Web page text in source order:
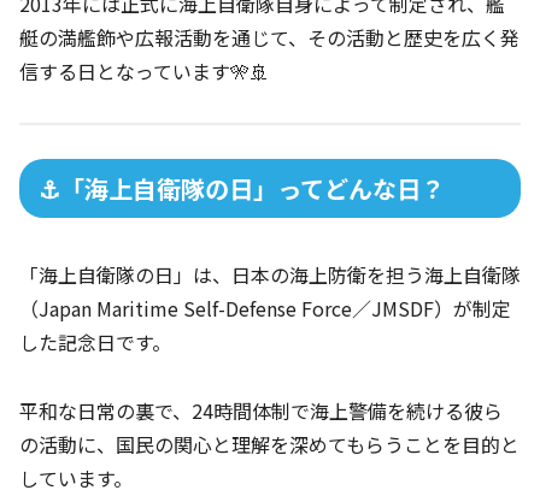
艇の満艦飾や広報活動を通じて、その活動と歴史を広く発
信する日となっています🎌🚢
⚓「海上自衛隊の日」ってどんな日？
「海上自衛隊の日」は、日本の海上防衛を担う海上自衛隊
（Japan Maritime Self-Defense Force／JMSDF）が制定
した記念日です。
平和な日常の裏で、24時間体制で海上警備を続ける彼ら
の活動に、国民の関心と理解を深めてもらうことを目的と
しています。